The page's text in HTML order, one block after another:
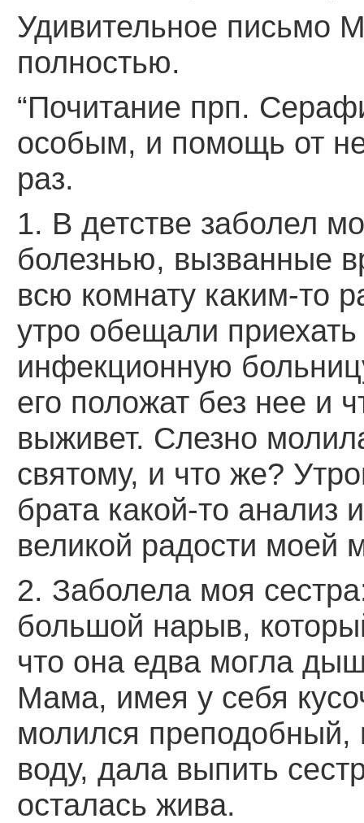
Удивительное письмо
полностью.
“Почитание прп.
особым, и помощь от
раз.
1. В детстве заболел
болезнью, вызванные
всю комнату каким-то
утро обещали
инфекционную
его положат без нее и
выживет. Слезно
святому, и что же?
брата какой-то анализ
великой радости моей
2. Заболела моя
большой нарыв,
что она едва могла
Мама, имея у себя
молился преподобный,
воду, дала выпить
осталась жива.